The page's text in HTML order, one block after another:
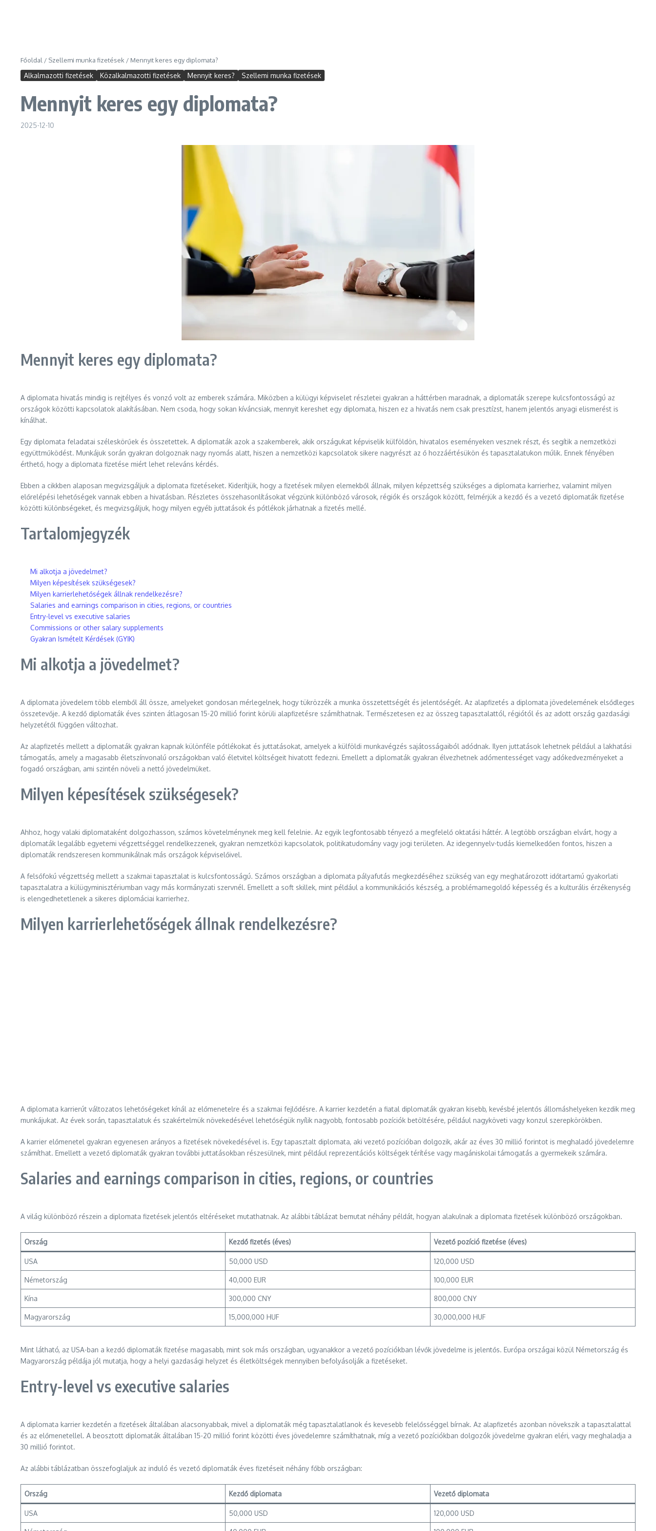
Főoldal / Szellemi munka fizetések / Mennyit keres egy diplomata?
Alkalmazotti fizetések Közalkalmazotti fizetések Mennyit keres? Szellemi munka fizetések
Mennyit keres egy diplomata?
2025-12-10
Mennyit keres egy diplomata?
A diplomata hivatás mindig is rejtélyes és vonzó volt az emberek számára. Miközben a külügyi képviselet részletei gyakran a háttérben maradnak, a diplomaták szerepe kulcsfontosságú az
országok közötti kapcsolatok alakításában. Nem csoda, hogy sokan kíváncsiak, mennyit kereshet egy diplomata, hiszen ez a hivatás nem csak presztízst, hanem jelentős anyagi elismerést is
kínálhat.
Egy diplomata feladatai széleskörűek és összetettek. A diplomaták azok a szakemberek, akik országukat képviselik külföldön, hivatalos eseményeken vesznek részt, és segítik a nemzetközi
együttműködést. Munkájuk során gyakran dolgoznak nagy nyomás alatt, hiszen a nemzetközi kapcsolatok sikere nagyrészt az ő hozzáértésükön és tapasztalatukon múlik. Ennek fényében
érthető, hogy a diplomata fizetése miért lehet releváns kérdés.
Ebben a cikkben alaposan megvizsgáljuk a diplomata fizetéseket. Kiderítjük, hogy a fizetések milyen elemekből állnak, milyen képzettség szükséges a diplomata karrierhez, valamint milyen
előrelépési lehetőségek vannak ebben a hivatásban. Részletes összehasonlításokat végzünk különböző városok, régiók és országok között, felmérjük a kezdő és a vezető diplomaták fizetése
közötti különbségeket, és megvizsgáljuk, hogy milyen egyéb juttatások és pótlékok járhatnak a fizetés mellé.
Tartalomjegyzék
Mi alkotja a jövedelmet?
Milyen képesítések szükségesek?
Milyen karrierlehetőségek állnak rendelkezésre?
Salaries and earnings comparison in cities, regions, or countries
Entry-level vs executive salaries
Commissions or other salary supplements
Gyakran Ismételt Kérdések (GYIK)
Mi alkotja a jövedelmet?
A diplomata jövedelem több elemből áll össze, amelyeket gondosan mérlegelnek, hogy tükrözzék a munka összetettségét és jelentőségét. Az alapfizetés a diplomata jövedelemének elsődleges
összetevője. A kezdő diplomaták éves szinten átlagosan 15-20 millió forint körüli alapfizetésre számíthatnak. Természetesen ez az összeg tapasztalattól, régiótól és az adott ország gazdasági
helyzetétől függően változhat.
Az alapfizetés mellett a diplomaták gyakran kapnak különféle pótlékokat és juttatásokat, amelyek a külföldi munkavégzés sajátosságaiból adódnak. Ilyen juttatások lehetnek például a lakhatási
támogatás, amely a magasabb életszínvonalú országokban való életvitel költségeit hivatott fedezni. Emellett a diplomaták gyakran élvezhetnek adómentességet vagy adókedvezményeket a
fogadó országban, ami szintén növeli a nettó jövedelmüket.
Milyen képesítések szükségesek?
Ahhoz, hogy valaki diplomataként dolgozhasson, számos követelménynek meg kell felelnie. Az egyik legfontosabb tényező a megfelelő oktatási háttér. A legtöbb országban elvárt, hogy a
diplomaták legalább egyetemi végzettséggel rendelkezzenek, gyakran nemzetközi kapcsolatok, politikatudomány vagy jogi területen. Az idegennyelv-tudás kiemelkedően fontos, hiszen a
diplomaták rendszeresen kommunikálnak más országok képviselőivel.
A felsőfokú végzettség mellett a szakmai tapasztalat is kulcsfontosságú. Számos országban a diplomata pályafutás megkezdéséhez szükség van egy meghatározott időtartamú gyakorlati
tapasztalatra a külügyminisztériumban vagy más kormányzati szervnél. Emellett a soft skillek, mint például a kommunikációs készség, a problémamegoldó képesség és a kulturális érzékenység
is elengedhetetlenek a sikeres diplomáciai karrierhez.
Milyen karrierlehetőségek állnak rendelkezésre?
A diplomata karrierút változatos lehetőségeket kínál az előmenetelre és a szakmai fejlődésre. A karrier kezdetén a fiatal diplomaták gyakran kisebb, kevésbé jelentős állomáshelyeken kezdik meg
munkájukat. Az évek során, tapasztalatuk és szakértelmük növekedésével lehetőségük nyílik nagyobb, fontosabb pozíciók betöltésére, például nagyköveti vagy konzul szerepkörökben.
A karrier előmenetel gyakran egyenesen arányos a fizetések növekedésével is. Egy tapasztalt diplomata, aki vezető pozícióban dolgozik, akár az éves 30 millió forintot is meghaladó jövedelemre
számíthat. Emellett a vezető diplomaták gyakran további juttatásokban részesülnek, mint például reprezentációs költségek térítése vagy magániskolai támogatás a gyermekeik számára.
Salaries and earnings comparison in cities, regions, or countries
A világ különböző részein a diplomata fizetések jelentős eltéréseket mutathatnak. Az alábbi táblázat bemutat néhány példát, hogyan alakulnak a diplomata fizetések különböző országokban.
Ország Kezdő fizetés (éves) Vezető pozíció fizetése (éves)
USA 50,000 USD 120,000 USD
Németország 40,000 EUR 100,000 EUR
Kína 300,000 CNY 800,000 CNY
Magyarország 15,000,000 HUF 30,000,000 HUF
Mint látható, az USA-ban a kezdő diplomaták fizetése magasabb, mint sok más országban, ugyanakkor a vezető pozíciókban lévők jövedelme is jelentős. Európa országai közül Németország és
Magyarország példája jól mutatja, hogy a helyi gazdasági helyzet és életköltségek mennyiben befolyásolják a fizetéseket.
Entry-level vs executive salaries
A diplomata karrier kezdetén a fizetések általában alacsonyabbak, mivel a diplomaták még tapasztalatlanok és kevesebb felelősséggel bírnak. Az alapfizetés azonban növekszik a tapasztalattal
és az előmenetellel. A beosztott diplomaták általában 15-20 millió forint közötti éves jövedelemre számíthatnak, míg a vezető pozíciókban dolgozók jövedelme gyakran eléri, vagy meghaladja a
30 millió forintot.
Az alábbi táblázatban összefoglaljuk az induló és vezető diplomaták éves fizetéseit néhány főbb országban:
Ország Kezdő diplomata Vezető diplomata
USA 50,000 USD 120,000 USD